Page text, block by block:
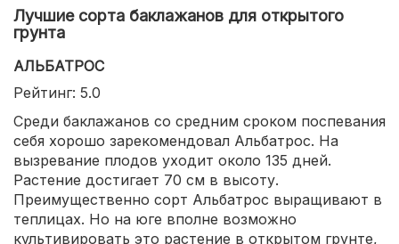
Лучшие сорта баклажанов для открытого
грунта
АЛЬБАТРОС
Рейтинг: 5.0
Среди баклажанов со средним сроком поспевания
себя хорошо зарекомендовал Альбатрос. На
вызревание плодов уходит около 135 дней.
Растение достигает 70 см в высоту.
Преимущественно сорт Альбатрос выращивают в
теплицах. Но на юге вполне возможно
культивировать это растение в открытом грунте,